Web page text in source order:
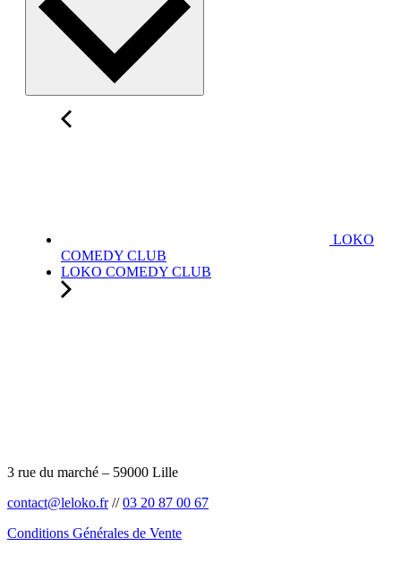
LOKO
COMEDY CLUB
LOKO COMEDY CLUB
3 rue du marché – 59000 Lille
contact@leloko.fr//03 20 87 00 67
Conditions Générales de Vente